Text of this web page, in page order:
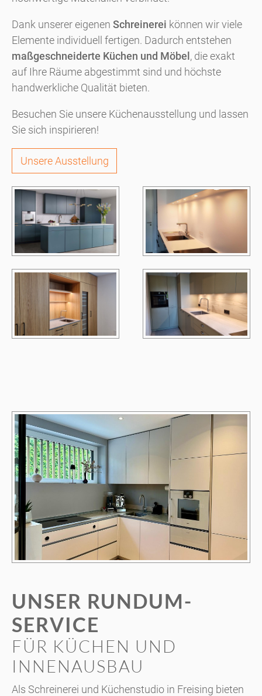
Dank unserer eigenen Schreinerei können wir viele
Elemente individuell fertigen. Dadurch entstehen
maßgeschneiderte Küchen und Möbel , die exakt
auf Ihre Räume abgestimmt sind und höchste
handwerkliche Qualität bieten.
Besuchen Sie unsere Küchenausstellung und lassen
Sie sich inspirieren!
Unsere Ausstellung
UNSER RUNDUM-
SERVICE
FÜR KÜCHEN UND
INNENAUSBAU
Als Schreinerei und Küchenstudio in Freising bieten